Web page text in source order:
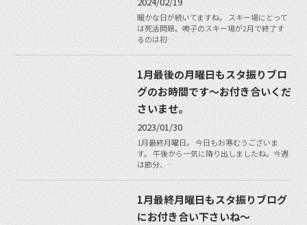
暖かな日が続いてますね。 スキー場にとって
は死活問題。鳴子のスキー場が2月で終了す
るのは初…
1月最後の月曜日もスタ振りブロ
グのお時間です〜お付き合いくだ
さいませ。
2023/01/30
1月最終月曜日。 今日もお寒むうございま
す。 午後から一気に降り出しましたね。今週
は節分、…
1月最終月曜日もスタ振りブログ
にお付き合い下さいね〜